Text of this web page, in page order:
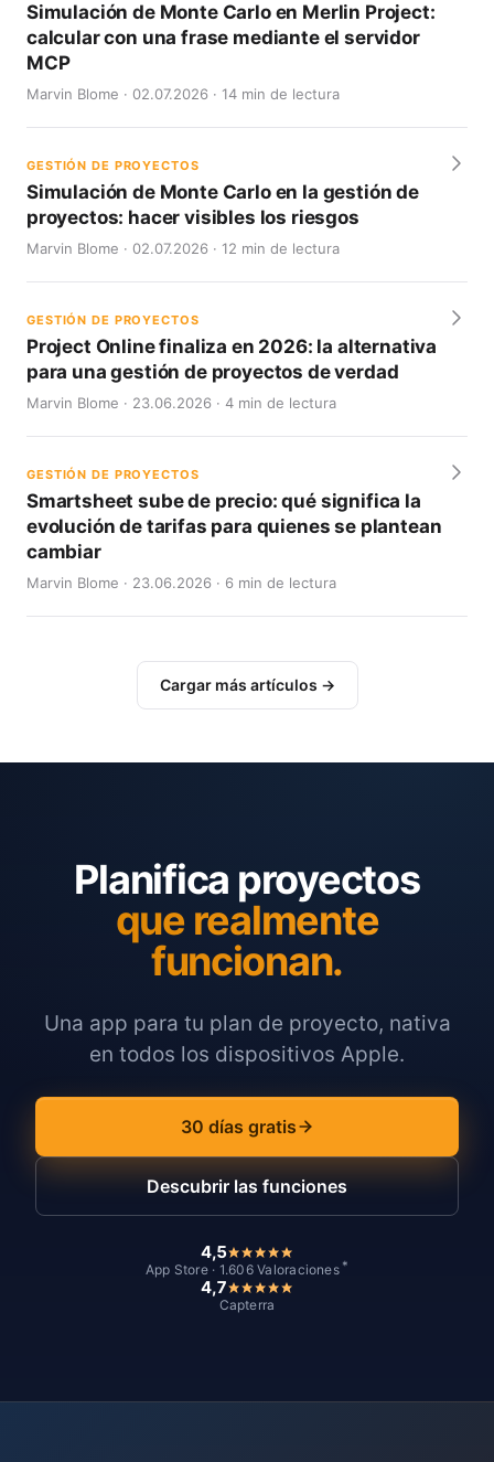
Simulación de Monte Carlo en Merlin Project:
calcular con una frase mediante el servidor
MCP
Marvin Blome · 02.07.2026 · 14 min de lectura
GESTIÓN DE PROYECTOS
Simulación de Monte Carlo en la gestión de
proyectos: hacer visibles los riesgos
Marvin Blome · 02.07.2026 · 12 min de lectura
GESTIÓN DE PROYECTOS
Project Online finaliza en 2026: la alternativa
para una gestión de proyectos de verdad
Marvin Blome · 23.06.2026 · 4 min de lectura
GESTIÓN DE PROYECTOS
Smartsheet sube de precio: qué significa la
evolución de tarifas para quienes se plantean
cambiar
Marvin Blome · 23.06.2026 · 6 min de lectura
Cargar más artículos →
Planifica proyectos
que realmente
funcionan.
Una app para tu plan de proyecto, nativa
en todos los dispositivos Apple.
30 días gratis
Descubrir las funciones
4,5
App Store · 1.606 Valoraciones *
4,7
Capterra